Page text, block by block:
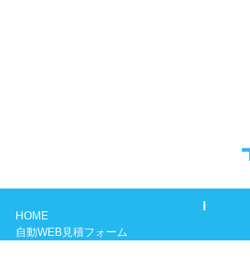
HOME
自動WEB見積フォーム